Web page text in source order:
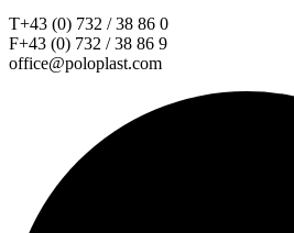
T+43 (0) 732 / 38 86 0
F+43 (0) 732 / 38 86 9
office@poloplast.com